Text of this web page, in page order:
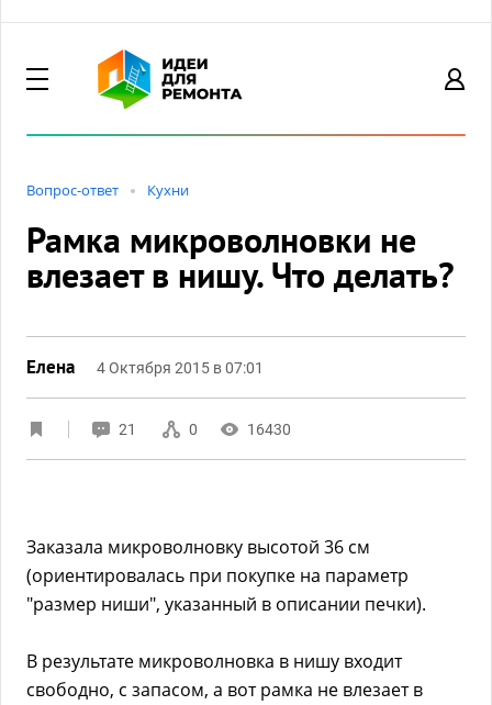
Вопрос-ответ Кухни
Рамка микроволновки не
влезает в нишу. Что делать?
Елена 4 Октября 2015 в 07:01
21 0 16430
Заказала микроволновку высотой 36 см
(ориентировалась при покупке на параметр
"размер ниши", указанный в описании печки).
В результате микроволновка в нишу входит
свободно, с запасом, а вот рамка не влезает в